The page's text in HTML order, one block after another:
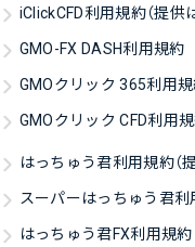
iClickCFD利用規約（提供
GMO-FX DASH利用規約
GMOクリック 365利用
GMOクリック CFD利用
はっちゅう君利用規約（
スーパーはっちゅう君利
はっちゅう君FX利用規約